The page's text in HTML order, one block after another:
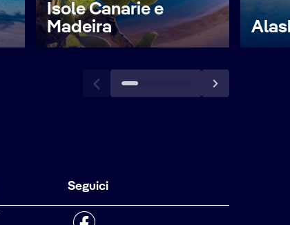
Isole Canarie e
Madeira
Seguici